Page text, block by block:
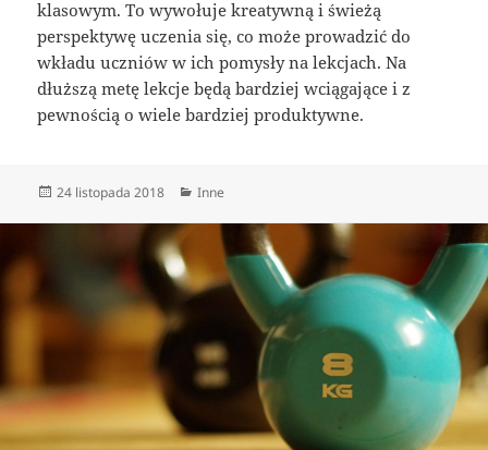
klasowym. To wywołuje kreatywną i świeżą
perspektywę uczenia się, co może prowadzić do
wkładu uczniów w ich pomysły na lekcjach. Na
dłuższą metę lekcje będą bardziej wciągające i z
pewnością o wiele bardziej produktywne.
Data
24 listopada 2018 Kategorie
Inne